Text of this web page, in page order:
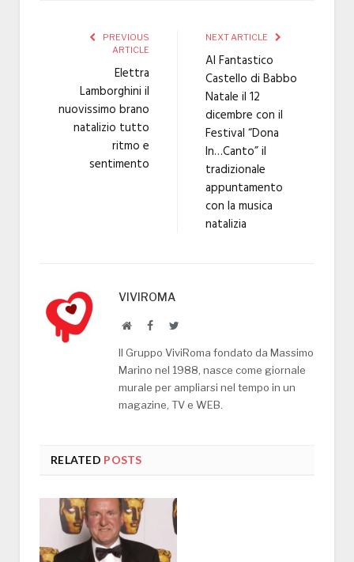
PREVIOUS
ARTICLE
Elettra
Lamborghini il
nuovissimo brano
natalizio tutto
ritmo e
sentimento
NEXT ARTICLE
Al Fantastico
Castello di Babbo
Natale il 12
dicembre con il
Festival “Dona
In…Canto” il
tradizionale
appuntamento
con la musica
natalizia
VIVIROMA
WebsiteFacebookTwitter
Il Gruppo ViviRoma fondato da Massimo
Marino nel 1988, nasce come giornale
murale per ampliarsi nel tempo in un
magazine, TV e WEB.
RELATED POSTS